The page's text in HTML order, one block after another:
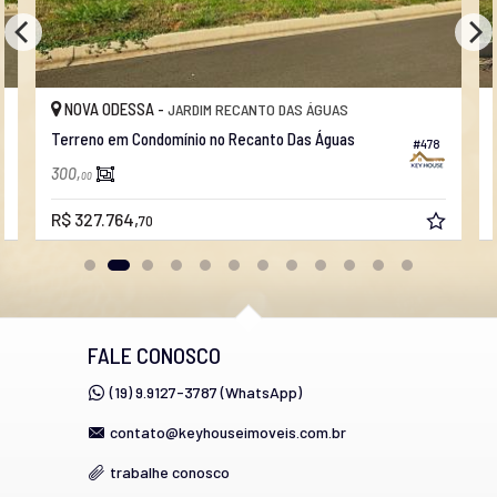
#478
NOVA ODESSA -JARDIM RECANTO DAS ÁGUAS
Terreno em Condomínio no Recanto Das Águas
300,00
R$ 327.764,70
FALE CONOSCO
(19) 9.9127-3787 (WhatsApp)
contato@keyhouseimoveis.com.br
trabalhe conosco